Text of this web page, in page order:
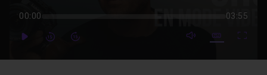
00:00 03:55
PlayForwardForward mute video
Subtitles